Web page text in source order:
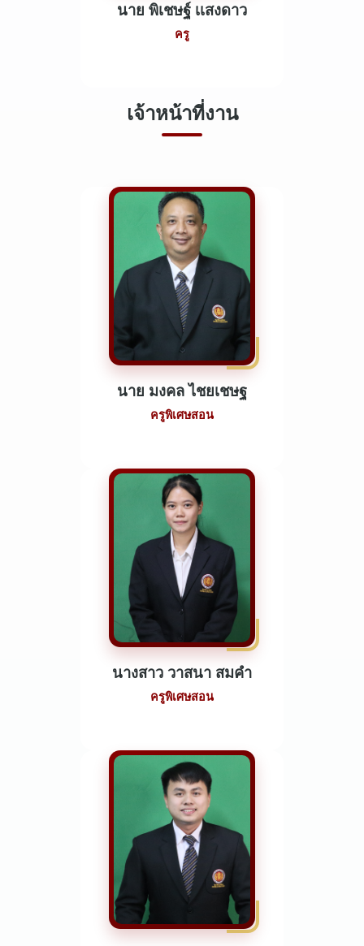
นาย พิเชษฐ์ เเสงดาว
ครู
เจ้าหน้าที่งาน
นาย มงคล ไชยเชษฐ
ครูพิเศษสอน
นางสาว วาสนา สมคำ
ครูพิเศษสอน